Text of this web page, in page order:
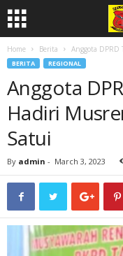
Home Berita Anggota
BERITA REGIONAL
Anggota
Hadiri
Satui
By admin - March 3, 2023